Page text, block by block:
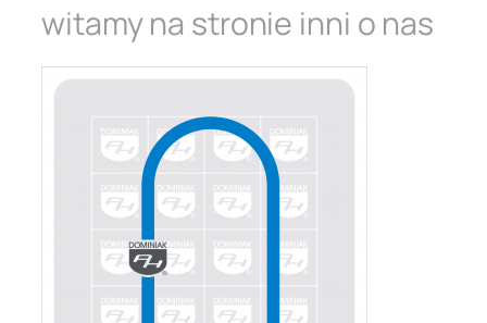
witamy na stronie inni o nas